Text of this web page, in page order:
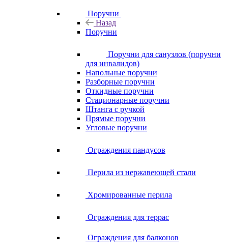
Поручни
Назад
Поручни
Поручни для санузлов (поручни
для инвалидов)
Напольные поручни
Разборные поручни
Откидные поручни
Стационарные поручни
Штанга с ручкой
Прямые поручни
Угловые поручни
Ограждения пандусов
Перила из нержавеющей стали
Хромированные перила
Ограждения для террас
Ограждения для балконов